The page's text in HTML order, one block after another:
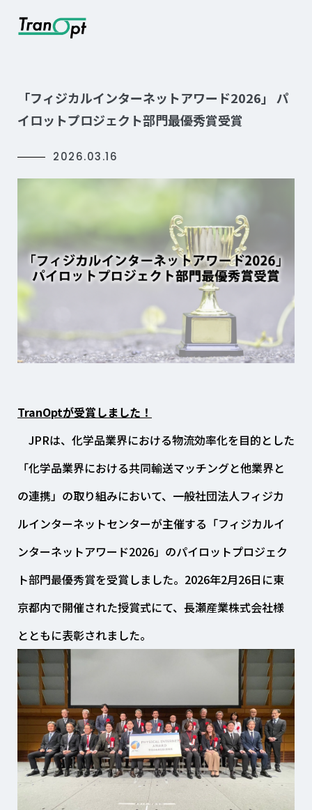
「フィジカルインターネットアワード2026」 パ
イロットプロジェクト部門最優秀賞受賞
2026.03.16
TranOptが受賞しました！
JPRは、化学品業界における物流効率化を目的とした
「化学品業界における共同輸送マッチングと他業界と
の連携」の取り組みにおいて、一般社団法人フィジカ
ルインターネットセンターが主催する「フィジカルイ
ンターネットアワード2026」のパイロットプロジェク
ト部門最優秀賞を受賞しました。2026年2月26日に東
京都内で開催された授賞式にて、長瀬産業株式会社様
とともに表彰されました。